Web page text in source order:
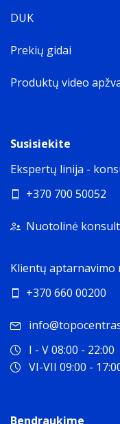
DUK
Prekių gidai
Produktų video
Susisiekite
Ekspertų linija -
+370 700 50052
Nuotolinė
Klientų aptarnavimo
+370 660 00200
I - V 08:00 - 22:00
VI-VII 09:00 -
Bendraukime